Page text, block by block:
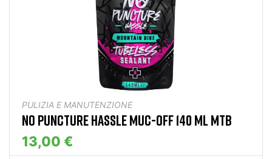
PULIZIA E MANUTENZIONE
NO PUNCTURE HASSLE MUC-OFF 140 ML MTB
13,00 €